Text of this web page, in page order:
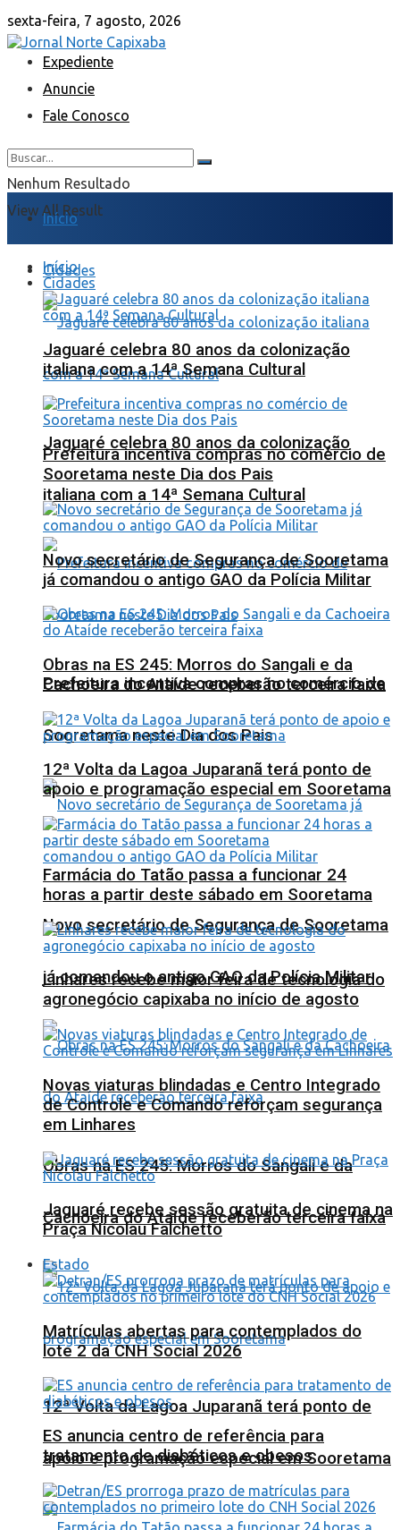
sexta-feira, 7 agosto, 2026
Expediente
Anuncie
Fale Conosco
Nenhum Resultado
View All Result
Início
Cidades
Jaguaré celebra 80 anos da colonização
italiana com a 14ª Semana Cultural
Prefeitura incentiva compras no comércio de
Sooretama neste Dia dos Pais
Novo secretário de Segurança de Sooretama
já comandou o antigo GAO da Polícia Militar
Obras na ES 245: Morros do Sangali e da
Cachoeira do Ataíde receberão terceira faixa
12ª Volta da Lagoa Juparanã terá ponto de
apoio e programação especial em Sooretama
Início
Cidades
Jaguaré celebra 80 anos da colonização
italiana com a 14ª Semana Cultural
Prefeitura incentiva compras no comércio de
Sooretama neste Dia dos Pais
Novo secretário de Segurança de Sooretama
já comandou o antigo GAO da Polícia Militar
Obras na ES 245: Morros do Sangali e da
Cachoeira do Ataíde receberão terceira faixa
12ª Volta da Lagoa Juparanã terá ponto de
apoio e programação especial em Sooretama
Farmácia do Tatão passa a funcionar 24
horas a partir deste sábado em Sooretama
Linhares recebe maior feira de tecnologia do
agronegócio capixaba no início de agosto
Novas viaturas blindadas e Centro Integrado
de Controle e Comando reforçam segurança
em Linhares
Jaguaré recebe sessão gratuita de cinema na
Praça Nicolau Falchetto
Estado
Matrículas abertas para contemplados do
lote 2 da CNH Social 2026
ES anuncia centro de referência para
tratamento de diabéticos e obesos